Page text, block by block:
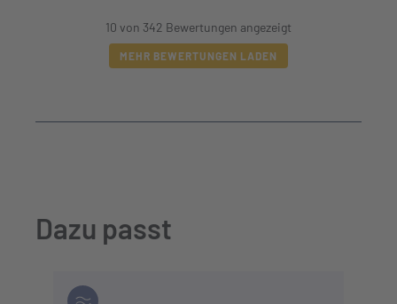
10 von 342 Bewertungen angezeigt
MEHR BEWERTUNGEN LADEN
Dazu passt